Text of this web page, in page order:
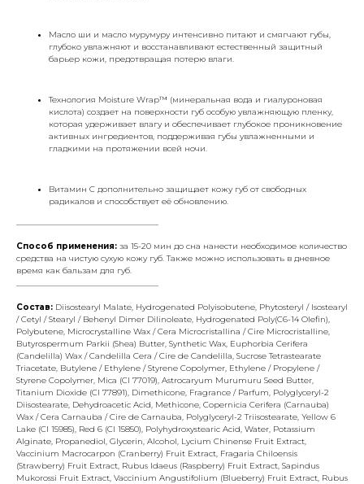
Масло ши и масло мурумуру интенсивно питают и смягчают губы,
глубоко увлажняют и восстанавливают естественный защитный
барьер кожи, предотвращая потерю влаги.
Технология Moisture Wrap™ (минеральная вода и гиалуроновая
кислота) создает на поверхности губ особую увлажняющую пленку,
которая удерживает влагу и обеспечивает глубокое проникновение
активных ингредиентов, поддерживая губы увлажненными и
гладкими на протяжении всей ночи.
Витамин С дополнительно защищает кожу губ от свободных
радикалов и способствует её обновлению.
Способ применения: за 15-20 мин до сна нанести необходимое количество
средства на чистую сухую кожу губ. Также можно использовать в дневное
время как бальзам для губ.
Состав: Diisostearyl Malate, Hydrogenated Polyisobutene, Phytosteryl / Isostearyl
/ Cetyl / Stearyl / Behenyl Dimer Dilinoleate, Hydrogenated Poly(C6-14 Olefin),
Polybutene, Microcrystalline Wax / Cera Microcristallina / Cire Microcristalline,
Butyrospermum Parkii (Shea) Butter, Synthetic Wax, Euphorbia Cerifera
(Candelilla) Wax / Candelilla Cera / Cire de Candelilla, Sucrose Tetrastearate
Triacetate, Butylene / Ethylene / Styrene Copolymer, Ethylene / Propylene /
Styrene Copolymer, Mica (CI 77019), Astrocaryum Murumuru Seed Butter,
Titanium Dioxide (CI 77891), Dimethicone, Fragrance / Parfum, Polyglyceryl-2
Diisostearate, Dehydroacetic Acid, Methicone, Copernicia Cerifera (Carnauba)
Wax / Cera Carnauba / Cire de Carnauba, Polyglyceryl-2 Triisostearate, Yellow 6
Lake (CI 15985), Red 6 (CI 15850), Polyhydroxystearic Acid, Water, Potassium
Alginate, Propanediol, Glycerin, Alcohol, Lycium Chinense Fruit Extract,
Vaccinium Macrocarpon (Cranberry) Fruit Extract, Fragaria Chiloensis
(Strawberry) Fruit Extract, Rubus Idaeus (Raspberry) Fruit Extract, Sapindus
Mukorossi Fruit Extract, Vaccinium Angustifolium (Blueberry) Fruit Extract, Rubus